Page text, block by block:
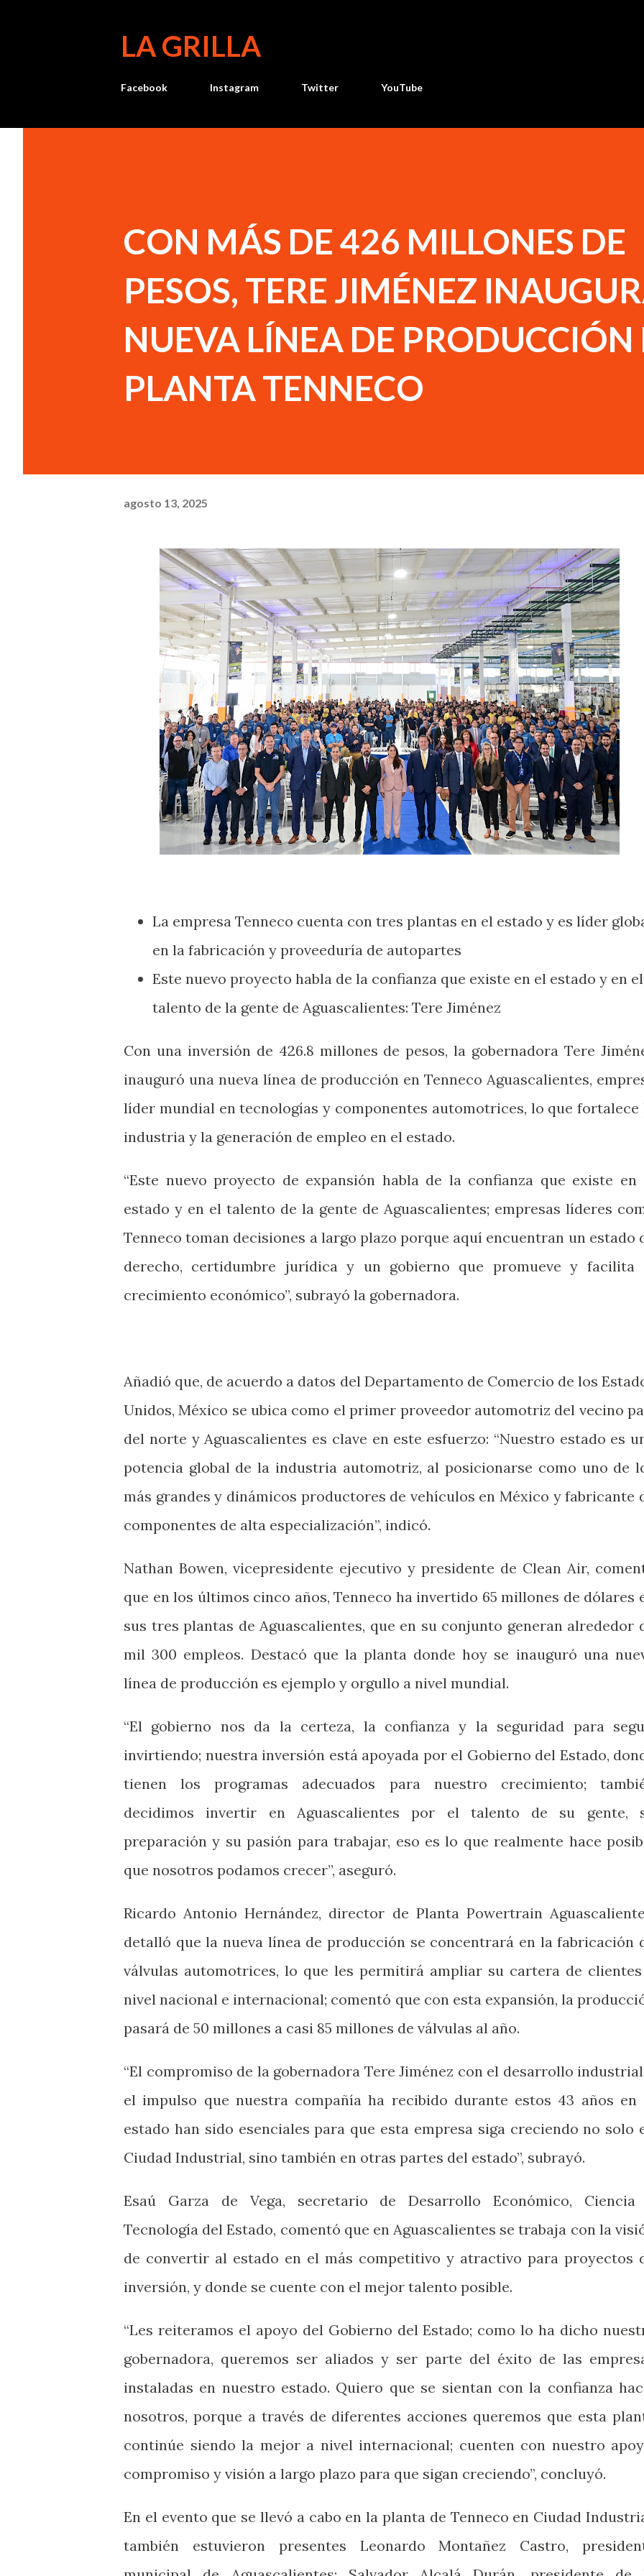
LA GRILLA
Facebook Instagram Twitter YouTube
CON MÁS DE 426 MILLONES DE
PESOS, TERE JIMÉNEZ
NUEVA LÍNEA DE PRODUCCIÓN
PLANTA TENNECO
agosto 13, 2025
La empresa Tenneco cuenta con tres plantas en el estado y es líder
en la fabricación y proveeduría de autopartes
Este nuevo proyecto habla de la confianza que existe en el estado y en el
talento de la gente de Aguascalientes: Tere Jiménez
Con una inversión de 426.8 millones de pesos, la gobernadora Tere
inauguró una nueva línea de producción en Tenneco Aguascalientes,
líder mundial en tecnologías y componentes automotrices, lo que fortalece
industria y la generación de empleo en el estado.
“Este nuevo proyecto de expansión habla de la confianza que existe en
estado y en el talento de la gente de Aguascalientes; empresas líderes
Tenneco toman decisiones a largo plazo porque aquí encuentran un estado
derecho, certidumbre jurídica y un gobierno que promueve y facilita
crecimiento económico”, subrayó la gobernadora.
Añadió que, de acuerdo a datos del Departamento de Comercio de los
Unidos, México se ubica como el primer proveedor automotriz del vecino
del norte y Aguascalientes es clave en este esfuerzo: “Nuestro estado es
potencia global de la industria automotriz, al posicionarse como uno de
más grandes y dinámicos productores de vehículos en México y fabricante
componentes de alta especialización”, indicó.
Nathan Bowen, vicepresidente ejecutivo y presidente de Clean Air,
que en los últimos cinco años, Tenneco ha invertido 65 millones de dólares
sus tres plantas de Aguascalientes, que en su conjunto generan alrededor
mil 300 empleos. Destacó que la planta donde hoy se inauguró una
línea de producción es ejemplo y orgullo a nivel mundial.
“El gobierno nos da la certeza, la confianza y la seguridad para
invirtiendo; nuestra inversión está apoyada por el Gobierno del Estado,
tienen los programas adecuados para nuestro crecimiento;
decidimos invertir en Aguascalientes por el talento de su gente,
preparación y su pasión para trabajar, eso es lo que realmente hace
que nosotros podamos crecer”, aseguró.
Ricardo Antonio Hernández, director de Planta Powertrain
detalló que la nueva línea de producción se concentrará en la fabricación
válvulas automotrices, lo que les permitirá ampliar su cartera de
nivel nacional e internacional; comentó que con esta expansión, la
pasará de 50 millones a casi 85 millones de válvulas al año.
“El compromiso de la gobernadora Tere Jiménez con el desarrollo
el impulso que nuestra compañía ha recibido durante estos 43 años en
estado han sido esenciales para que esta empresa siga creciendo no solo
Ciudad Industrial, sino también en otras partes del estado”, subrayó.
Esaú Garza de Vega, secretario de Desarrollo Económico,
Tecnología del Estado, comentó que en Aguascalientes se trabaja con la
de convertir al estado en el más competitivo y atractivo para proyectos
inversión, y donde se cuente con el mejor talento posible.
“Les reiteramos el apoyo del Gobierno del Estado; como lo ha dicho
gobernadora, queremos ser aliados y ser parte del éxito de las
instaladas en nuestro estado. Quiero que se sientan con la confianza
nosotros, porque a través de diferentes acciones queremos que esta
continúe siendo la mejor a nivel internacional; cuenten con nuestro
compromiso y visión a largo plazo para que sigan creciendo”, concluyó.
En el evento que se llevó a cabo en la planta de Tenneco en Ciudad
también estuvieron presentes Leonardo Montañez Castro,